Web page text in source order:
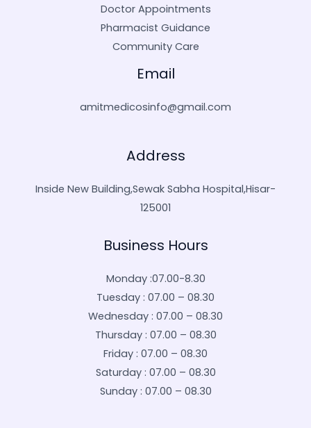
Doctor Appointments
Pharmacist Guidance
Community Care
Email
amitmedicosinfo@gmail.com
Address
Inside New Building,Sewak Sabha Hospital,Hisar-
125001
Business Hours
Monday :07.00-8.30
Tuesday : 07.00 – 08.30
Wednesday : 07.00 – 08.30
Thursday : 07.00 – 08.30
Friday : 07.00 – 08.30
Saturday : 07.00 – 08.30
Sunday : 07.00 – 08.30